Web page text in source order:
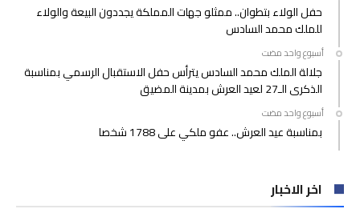
حفل الولاء بتطوان.. ممثلو جهات المملكة يجددون البيعة والولاء
للملك محمد السادس
‫‫‫‏‫أسبوع واحد مضت‬
جلالة الملك محمد السادس يترأس حفل الاستقبال الرسمي بمناسبة
الذكرى الـ27 لعيد العرش بمدينة المضيق
‫‫‫‏‫أسبوع واحد مضت‬
بمناسبة عيد العرش.. عفو ملكي على 1788 شخصا
اخر الاخبار